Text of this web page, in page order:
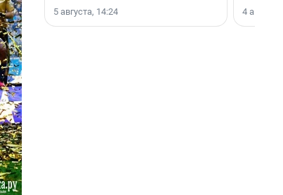
5 августа, 14:24
4